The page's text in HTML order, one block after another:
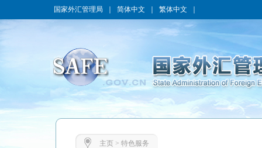
国家外汇管理局 简体中文 繁体中文
主页> 特色服务